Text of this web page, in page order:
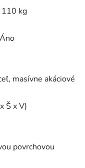
110 kg
masívne akáciové
Š x V)
povrchovou